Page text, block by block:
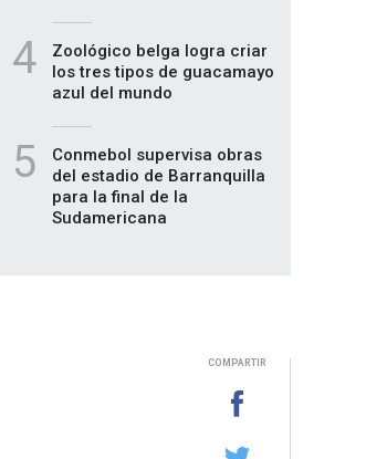
4
Zoológico belga logra criar
los tres tipos de guacamayo
azul del mundo
5
Conmebol supervisa obras
del estadio de Barranquilla
para la final de la
Sudamericana
COMPARTIR